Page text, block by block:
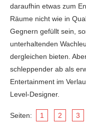
daraufhin etwas zum
Räume nicht wie in
Gegnern gefüllt sein,
unterhaltenden
dergleichen bieten.
schleppender ab als
Entertainment im
Level-Designer.
Seiten: 1 2 3